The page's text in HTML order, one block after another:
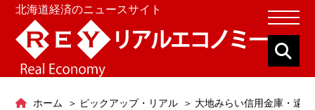
北海道経済のニュースサイト
ホーム ピックアップ・リアル 大地みらい信用金庫・遠